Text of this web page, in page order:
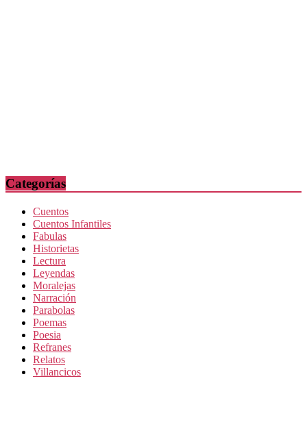
Categorías
Cuentos
Cuentos Infantiles
Fabulas
Historietas
Lectura
Leyendas
Moralejas
Narración
Parabolas
Poemas
Poesia
Refranes
Relatos
Villancicos